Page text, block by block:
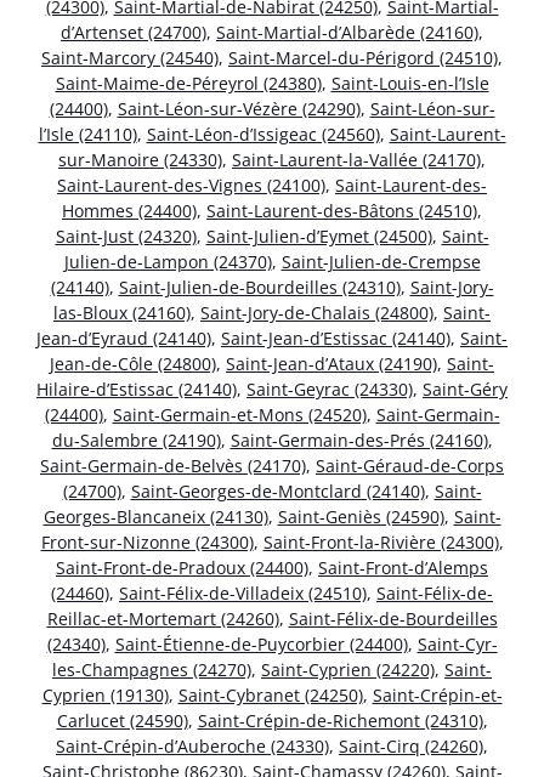
(24300), Saint-Martial-de-Nabirat (24250), Saint-Martial-
d’Artenset (24700), Saint-Martial-d’Albarède (24160),
Saint-Marcory (24540), Saint-Marcel-du-Périgord (24510),
Saint-Maime-de-Péreyrol (24380), Saint-Louis-en-l’Isle
(24400), Saint-Léon-sur-Vézère (24290), Saint-Léon-sur-
l’Isle (24110), Saint-Léon-d’Issigeac (24560), Saint-Laurent-
sur-Manoire (24330), Saint-Laurent-la-Vallée (24170),
Saint-Laurent-des-Vignes (24100), Saint-Laurent-des-
Hommes (24400), Saint-Laurent-des-Bâtons (24510),
Saint-Just (24320), Saint-Julien-d’Eymet (24500), Saint-
Julien-de-Lampon (24370), Saint-Julien-de-Crempse
(24140), Saint-Julien-de-Bourdeilles (24310), Saint-Jory-
las-Bloux (24160), Saint-Jory-de-Chalais (24800), Saint-
Jean-d’Eyraud (24140), Saint-Jean-d’Estissac (24140), Saint-
Jean-de-Côle (24800), Saint-Jean-d’Ataux (24190), Saint-
Hilaire-d’Estissac (24140), Saint-Geyrac (24330), Saint-Géry
(24400), Saint-Germain-et-Mons (24520), Saint-Germain-
du-Salembre (24190), Saint-Germain-des-Prés (24160),
Saint-Germain-de-Belvès (24170), Saint-Géraud-de-Corps
(24700), Saint-Georges-de-Montclard (24140), Saint-
Georges-Blancaneix (24130), Saint-Geniès (24590), Saint-
Front-sur-Nizonne (24300), Saint-Front-la-Rivière (24300),
Saint-Front-de-Pradoux (24400), Saint-Front-d’Alemps
(24460), Saint-Félix-de-Villadeix (24510), Saint-Félix-de-
Reillac-et-Mortemart (24260), Saint-Félix-de-Bourdeilles
(24340), Saint-Étienne-de-Puycorbier (24400), Saint-Cyr-
les-Champagnes (24270), Saint-Cyprien (24220), Saint-
Cyprien (19130), Saint-Cybranet (24250), Saint-Crépin-et-
Carlucet (24590), Saint-Crépin-de-Richemont (24310),
Saint-Crépin-d’Auberoche (24330), Saint-Cirq (24260),
Saint-Christophe (86230), Saint-Chamassy (24260), Saint-